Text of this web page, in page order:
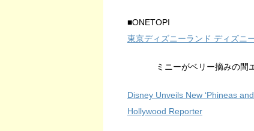
■ONETOPI
東京ディズニーランド ディズニ
ミニーがベリー摘みの間
Disney Unveils New ‘Phineas
Hollywood Reporter